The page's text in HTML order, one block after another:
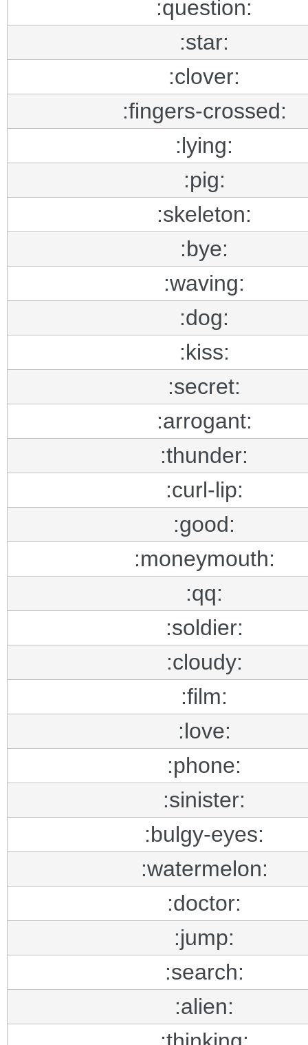
:question:
:star:
:clover:
:fingers-crossed:
:lying:
:pig:
:skeleton:
:bye:
:waving:
:dog:
:kiss:
:secret:
:arrogant:
:thunder:
:curl-lip:
:good:
:moneymouth:
:qq:
:soldier:
:cloudy:
:film:
:love:
:phone:
:sinister:
:bulgy-eyes:
:watermelon:
:doctor:
:jump:
:search:
:alien: